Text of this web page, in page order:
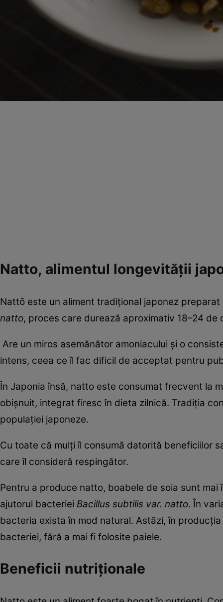
Natto, alimentul longevității
Nattō este un aliment tradițional japonez
natto, proces care durează aproximativ 18–24 de
Are un miros asemănător amoniacului și o
intens, ceea ce îl fac dificil de acceptat pentru
În Japonia însă, natto este consumat frecvent la
obișnuit, integrat firesc în dieta zilnică. Tradiția
populației japoneze.
Cu toate că mulți îl consumă datorită beneficiilor
care îl consideră respingător.
Pentru a produce natto, boabele de soia sunt
ajutorul bacteriei Bacillus subtilis var. natto. În
bacteria exista în mod natural. Astăzi, în
bacteriei, fără a mai fi folosite paiele.
Beneficii nutriționale